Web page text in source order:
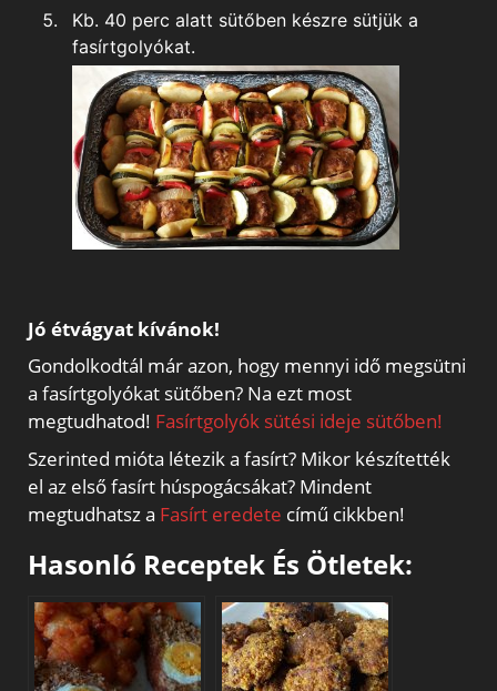
Kb. 40 perc alatt sütőben készre sütjük a
fasírtgolyókat.
Jó étvágyat kívánok!
Gondolkodtál már azon, hogy mennyi idő megsütni
a fasírtgolyókat sütőben? Na ezt most
megtudhatod! Fasírtgolyók sütési ideje sütőben!
Szerinted mióta létezik a fasírt? Mikor készítették
el az első fasírt húspogácsákat? Mindent
megtudhatsz a Fasírt eredete című cikkben!
Hasonló Receptek És Ötletek: